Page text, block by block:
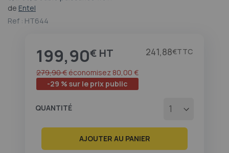
de Entel
Ref : HT644
Prix
199,90€ 241,88€
-29 % sur le prix public
279,90 € économisez 80,00 €
QUANTITÉ
AJOUTER AU PANIER
au
de
d’images